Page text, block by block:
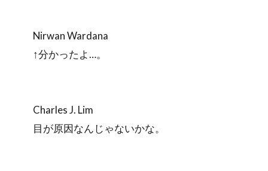
Nirwan Wardana
↑分かったよ…。
Charles J. Lim
目が原因なんじゃないかな。